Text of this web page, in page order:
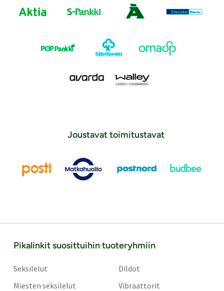
Joustavat toimitustavat
Pikalinkit suosittuihin tuoteryhmiin
Seksilelut
Miesten seksilelut
Dildot
Vibraattorit